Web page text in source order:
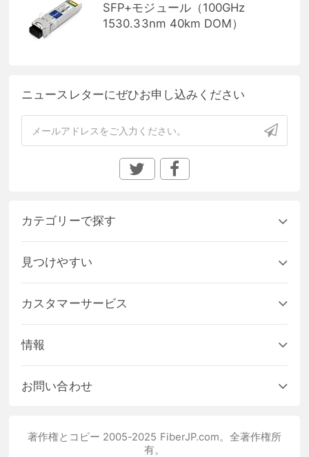
SFP+モジュール（100GHz
1530.33nm 40km DOM）
ニュースレターにぜひお申し込みください
カテゴリーで探す
見つけやすい
カスタマーサービス
情報
お問い合わせ
著作権とコピー 2005-2025 FiberJP.com。全著作権所
有。